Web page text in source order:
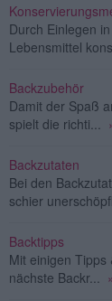
Durch Einlegen
Lebensmittel
Backzubehör
Damit der Spaß
spielt die richti...
Backzutaten
Bei den
schier
Backtipps
Mit einigen Tipps
nächste Backr...